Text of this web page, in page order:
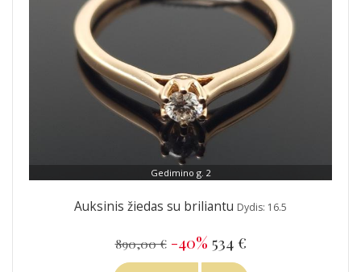
Gedimino g. 2
Auksinis žiedas su briliantu Dydis: 16.5
890,00 € -40% 534 €